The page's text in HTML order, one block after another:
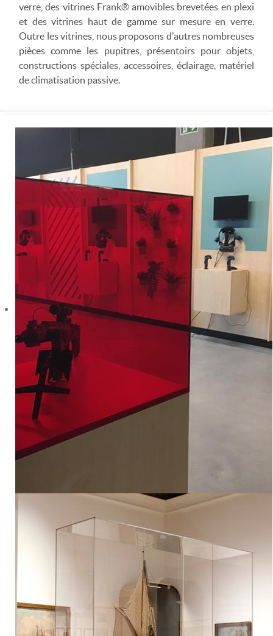
verre, des vitrines Frank® amovibles brevetées en plexi
et des vitrines haut de gamme sur mesure en verre.
Outre les vitrines, nous proposons d'autres nombreuses
pièces comme les pupitres, présentoirs pour objets,
constructions spéciales, accessoires, éclairage, matériel
de climatisation passive.